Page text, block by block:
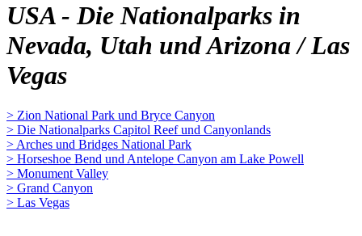
USA - Die Nationalparks in
Nevada, Utah und Arizona / Las
Vegas
> Zion National Park und Bryce Canyon
> Die Nationalparks Capitol Reef und Canyonlands
> Arches und Bridges National Park
> Horseshoe Bend und Antelope Canyon am Lake Powell
> Monument Valley
> Grand Canyon
> Las Vegas